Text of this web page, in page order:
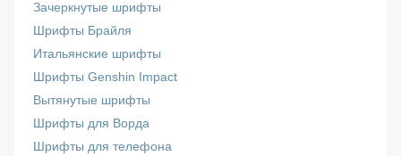
Зачеркнутые шрифты
Шрифты Брайля
Итальянские шрифты
Шрифты Genshin Impact
Вытянутые шрифты
Шрифты для Ворда
Шрифты для телефона